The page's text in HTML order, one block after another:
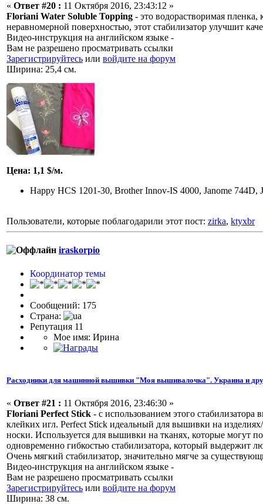
« Ответ #20 : 11 Октября 2016, 23:43:12 »
Floriani Water Soluble Topping - это водорастворимая
неравномерной поверхностью, этот стабилизатор улучшит
Видео-инструкция на английском языке -
Вам не разрешено просматривать ссылки
Зарегистрируйтесь или войдите на форум
Ширина: 25,4 см.
Цена: 1,1 $/м.
Happy HCS 1201-30, Brother Innov-IS 4000, Janome 744D,
Пользователи, которые поблагодарили этот пост: zirka, ktyxbr
iraskorpio
Координатор темы
Сообщений: 175
Страна:
Репутация 11
Мое имя: Ирина
Расходники для машинной вышивки "Моя вышивалочка". Украина и
« Ответ #21 : 11 Октября 2016, 23:46:30 »
Floriani Perfect Stick - c использованием этого
клейких игл. Perfect Stick идеальный для вышивки на
носки. Используется для вышивки на тканях, которые могут
одновременно гибкостью стабилизатора, который выдержит
Очень мягкий стабилизатор, значительно мягче за
Видео-инструкция на английском языке -
Вам не разрешено просматривать ссылки
Зарегистрируйтесь или войдите на форум
Ширина: 38 см.